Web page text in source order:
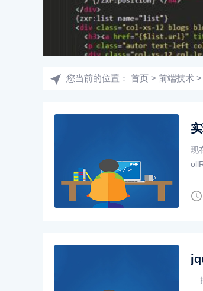
您当前的位置： 首页 > 前端技术 >
现